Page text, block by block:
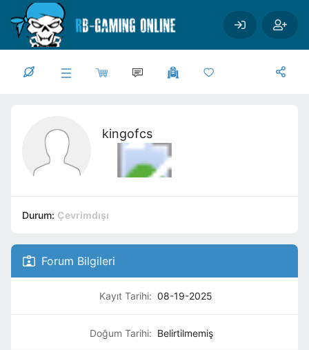
Ana içeriğe geç
kingofcs
Durum: Çevrimdışı
Forum Bilgileri
Kayıt Tarihi: 08-19-2025
Doğum Tarihi: Belirtilmemiş